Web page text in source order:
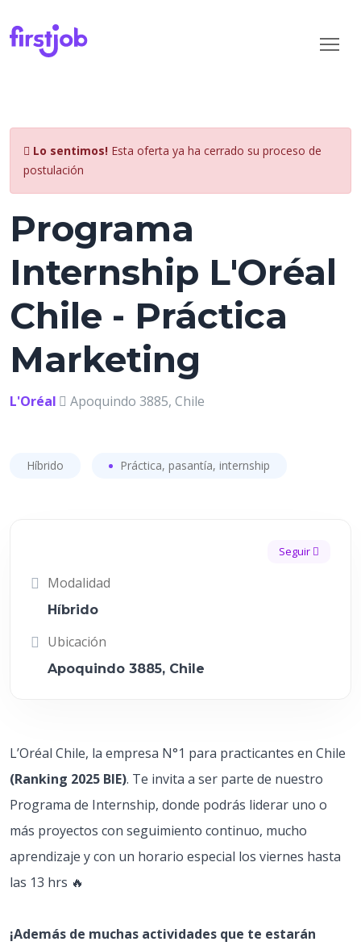
Lo sentimos! Esta oferta ya ha cerrado su proceso de
postulación
Programa
Internship L'Oréal
Chile - Práctica
Marketing
L'Oréal Apoquindo 3885, Chile
Híbrido Práctica, pasantía, internship
Seguir
Modalidad
Híbrido
Ubicación
Apoquindo 3885, Chile
L’Oréal Chile, la empresa N°1 para practicantes en Chile
(Ranking 2025 BIE). Te invita a ser parte de nuestro
Programa de Internship, donde podrás liderar uno o
más proyectos con seguimiento continuo, mucho
aprendizaje y con un horario especial los viernes hasta
las 13 hrs 🔥
¡Además de muchas actividades que te estarán